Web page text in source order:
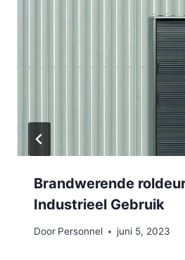
Brandwerende
Industrieel Gebruik
Door Personnel juni 5, 2023